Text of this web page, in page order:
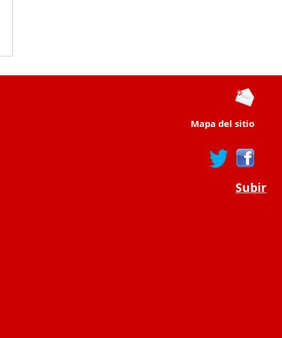
Mapa del sitio
Subir